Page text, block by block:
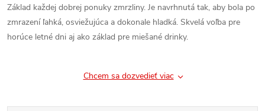
Základ každej dobrej ponuky zmrzliny. Je navrhnutá tak, aby bola po
zmrazení ľahká, osviežujúca a dokonale hladká. Skvelá voľba pre
horúce letné dni aj ako základ pre miešané drinky.
Chcem sa dozvedieť viac